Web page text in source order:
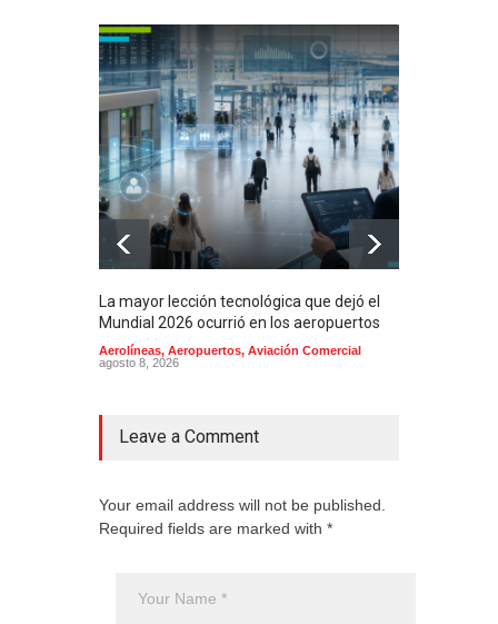
La mayor lección tecnológica que dejó el
Mundial 2026 ocurrió en los aeropuertos
Aerolíneas, Aeropuertos, Aviación Comercial
agosto 8, 2026
Leave a Comment
Your email address will not be published.
Required fields are marked with *